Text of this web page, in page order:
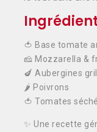
Ingrédient
🍅 Base tomate
🧀 Mozzarella &
🍆 Aubergines
🌶️ Poivrons
🍅 Tomates
✨ Une recette